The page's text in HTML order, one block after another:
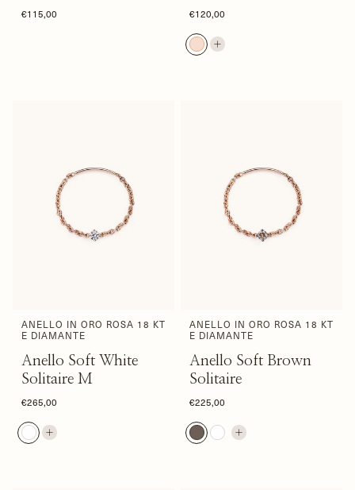
€115,00 €120,00
ANELLO IN ORO ROSA 18 KT
E DIAMANTE
Anello Soft White
Solitaire M
€265,00
ANELLO IN ORO ROSA 18 KT
E DIAMANTE
Anello Soft Brown
Solitaire
€225,00